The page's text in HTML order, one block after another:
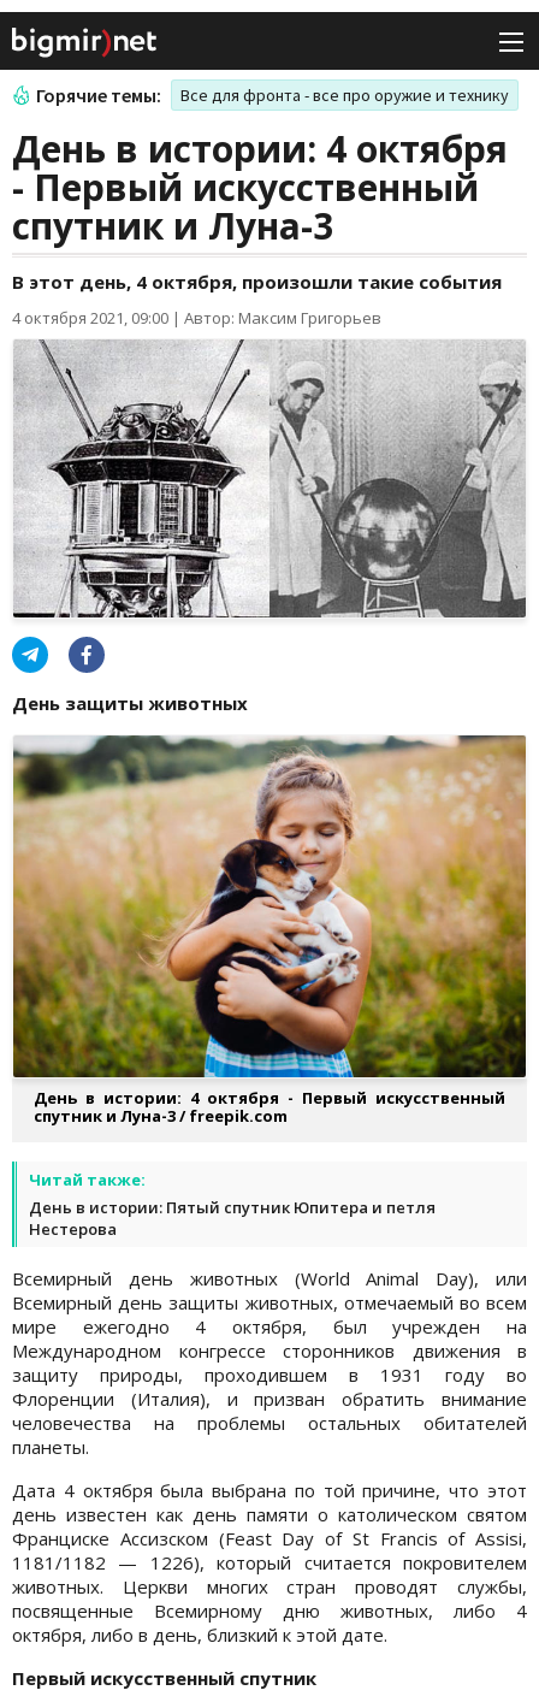
Горячие темы: Все для фронта - все про оружие и технику
День в истории: 4 октября
- Первый искусственный
спутник и Луна-3
В этот день, 4 октября, произошли такие события
4 октября 2021, 09:00 | Автор: Максим Григорьев
День защиты животных
День в истории: 4 октября - Первый искусственный
спутник и Луна-3 / freepik.com
Читай также:
День в истории: Пятый спутник Юпитера и петля
Нестерова
Всемирный день животных (World Animal Day), или
Всемирный день защиты животных, отмечаемый во всем
мире ежегодно 4 октября, был учрежден на
Международном конгрессе сторонников движения в
защиту природы, проходившем в 1931 году во
Флоренции (Италия), и призван обратить внимание
человечества на проблемы остальных обитателей
планеты.
Дата 4 октября была выбрана по той причине, что этот
день известен как день памяти о католическом святом
Франциске Ассизском (Feast Day of St Francis of Assisi,
1181/1182 — 1226), который считается покровителем
животных. Церкви многих стран проводят службы,
посвященные Всемирному дню животных, либо 4
октября, либо в день, близкий к этой дате.
Первый искусственный спутник